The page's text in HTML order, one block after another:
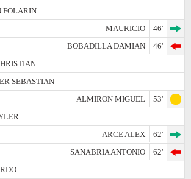
FOLARIN
MAURICIO
46'
BOBADILLA DAMIAN
46'
SEBASTIAN
ALMIRON MIGUEL
53'
ARCE ALEX
62'
SANABRIA ANTONIO
62'